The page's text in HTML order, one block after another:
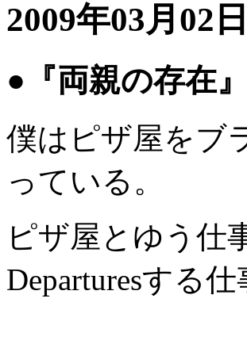
2009年03月02日
●『両親の存在
僕はピザ屋をブ
っている。
ピザ屋とゆう仕
Departuresする仕